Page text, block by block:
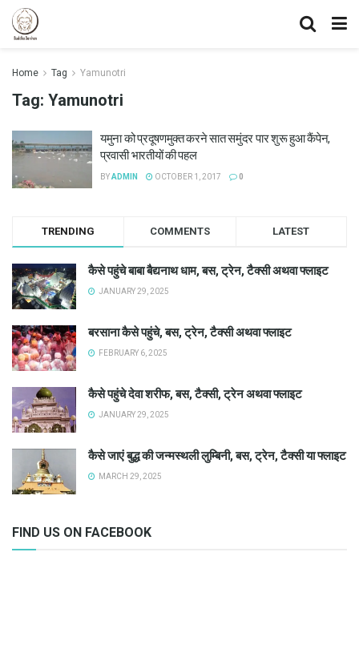
Home Tag Yamunotri
Tag: Yamunotri
यमुना को प्रदूषणमुक्त करने सात समुंदर पार शुरू हुआ कैंपेन,
प्रवासी भारतीयों की पहल
BYADMIN OCTOBER 1, 2017 0
TRENDING COMMENTS LATEST
कैसे पहुंचे बाबा बैद्यनाथ धाम, बस, ट्रेन, टैक्सी अथवा फ्लाइट
JANUARY 29, 2025
बरसाना कैसे पहुंचे, बस, ट्रेन, टैक्सी अथवा फ्लाइट
FEBRUARY 6, 2025
कैसे पहुंचे देवा शरीफ, बस, टैक्सी, ट्रेन अथवा फ्लाइट
JANUARY 29, 2025
कैसे जाएं बुद्ध की जन्मस्थली लुम्बिनी, बस, ट्रेन, टैक्सी या फ्लाइट
MARCH 29, 2025
FIND US ON FACEBOOK